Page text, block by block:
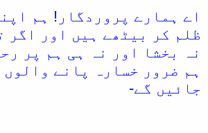
اے ہمارے پروردگار! ہم
ظلم کر بیٹھے ہیں اور اگر
نہ بخشا اور نہ ہی ہم پر
ہم ضرور خسارہ پانے والوں
جائیں گے-